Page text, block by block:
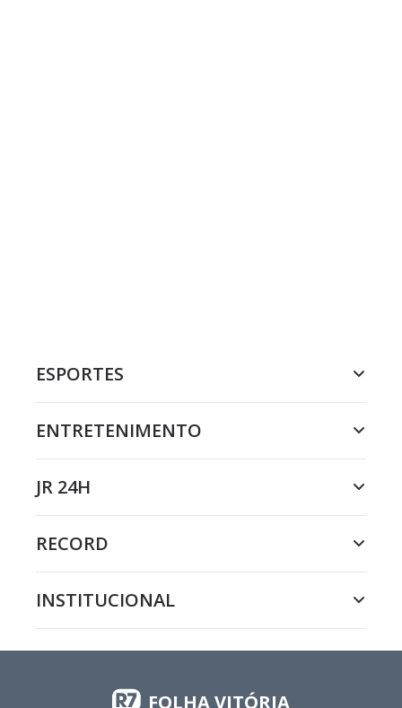
ESPORTES
ENTRETENIMENTO
JR 24H
RECORD
INSTITUCIONAL
FOLHA VITÓRIA